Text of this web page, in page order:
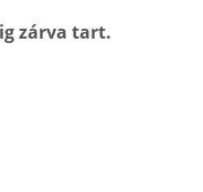
zárva tart.